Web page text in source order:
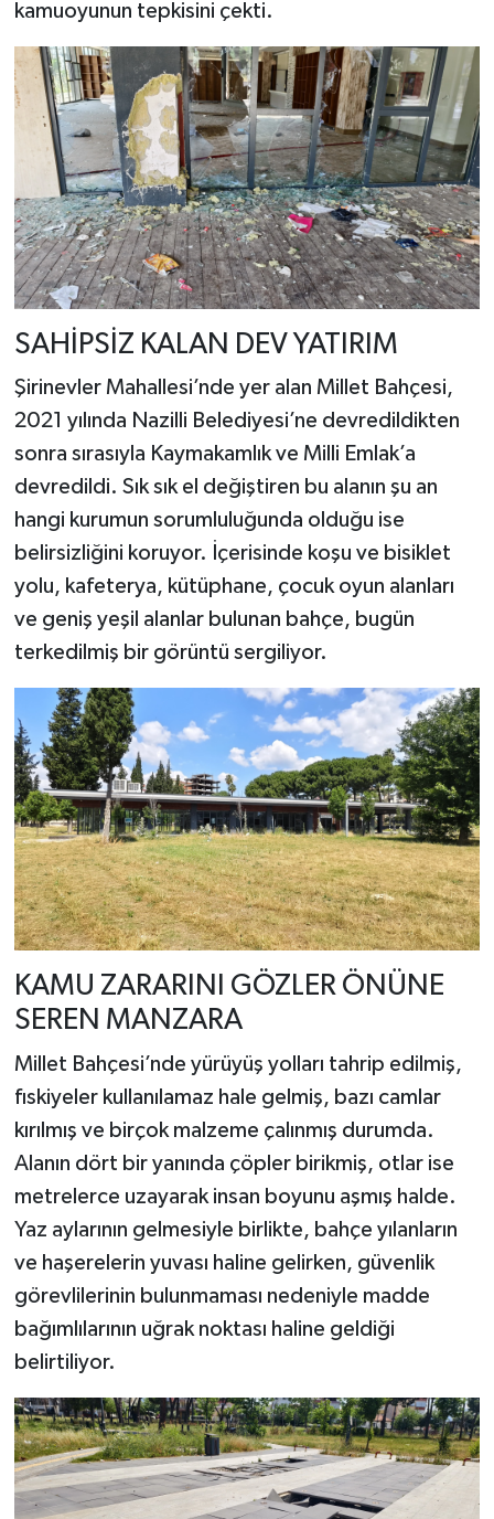
kamuoyunun tepkisini çekti.
SAHİPSİZ KALAN DEV YATIRIM
Şirinevler Mahallesi’nde yer alan Millet Bahçesi,
2021 yılında Nazilli Belediyesi’ne devredildikten
sonra sırasıyla Kaymakamlık ve Milli Emlak’a
devredildi. Sık sık el değiştiren bu alanın şu an
hangi kurumun sorumluluğunda olduğu ise
belirsizliğini koruyor. İçerisinde koşu ve bisiklet
yolu, kafeterya, kütüphane, çocuk oyun alanları
ve geniş yeşil alanlar bulunan bahçe, bugün
terkedilmiş bir görüntü sergiliyor.
KAMU ZARARINI GÖZLER ÖNÜNE
SEREN MANZARA
Millet Bahçesi’nde yürüyüş yolları tahrip edilmiş,
fıskiyeler kullanılamaz hale gelmiş, bazı camlar
kırılmış ve birçok malzeme çalınmış durumda.
Alanın dört bir yanında çöpler birikmiş, otlar ise
metrelerce uzayarak insan boyunu aşmış halde.
Yaz aylarının gelmesiyle birlikte, bahçe yılanların
ve haşerelerin yuvası haline gelirken, güvenlik
görevlilerinin bulunmaması nedeniyle madde
bağımlılarının uğrak noktası haline geldiği
belirtiliyor.